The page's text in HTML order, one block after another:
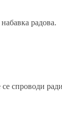
радова.
спроводи